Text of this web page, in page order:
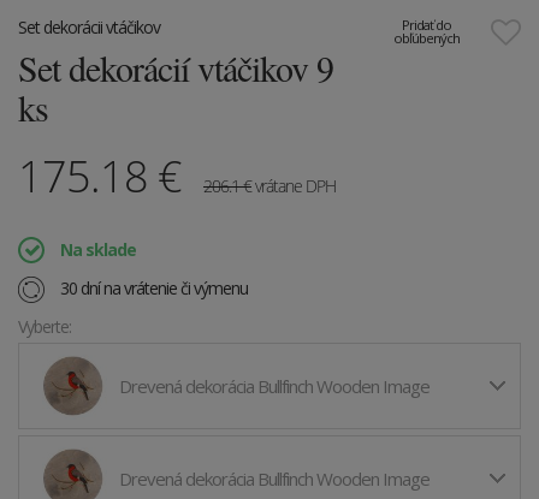
Pridať do
obľúbených
Set dekorácii vtáčikov
Set dekorácií vtáčikov 9
ks
175.18 € 206.1€vrátane DPH
Na sklade
30 dní na vrátenie či výmenu
Vyberte:
Drevená dekorácia Bullfinch Wooden Image
Drevená dekorácia Bullfinch Wooden Image